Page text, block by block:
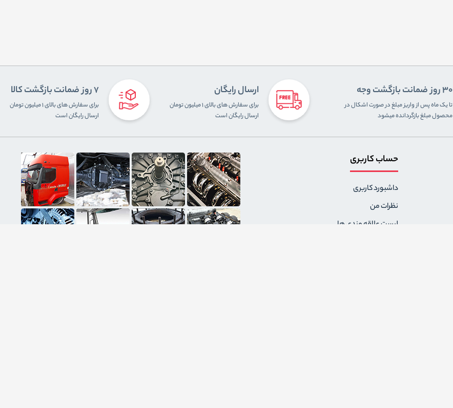
30 روز ضمانت بازگشت وجه
تا یک ماه پس از واریز مبلغ در صورت اشکال در
محصول مبلغ بازگردانده میشود
ارسال رایگان
برای سفارش های بالای ۱ میلیون تومان
ارسال رایگان است
7 روز ضمانت بازگشت کالا
برای سفارش های بالای ۱ میلیون تومان
ارسال رایگان است
حساب کاربری
داشبورد کاربری
نظرات من
لیست علاقه مندی ها